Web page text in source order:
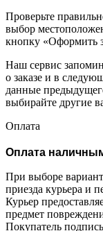
Проверьте
выбор
кнопку «Оформить
Наш сервис
о заказе и в
данные
выбирайте другие
Оплата
Оплата
При выборе
приезда курьера и
Курьер
предмет
Покупатель